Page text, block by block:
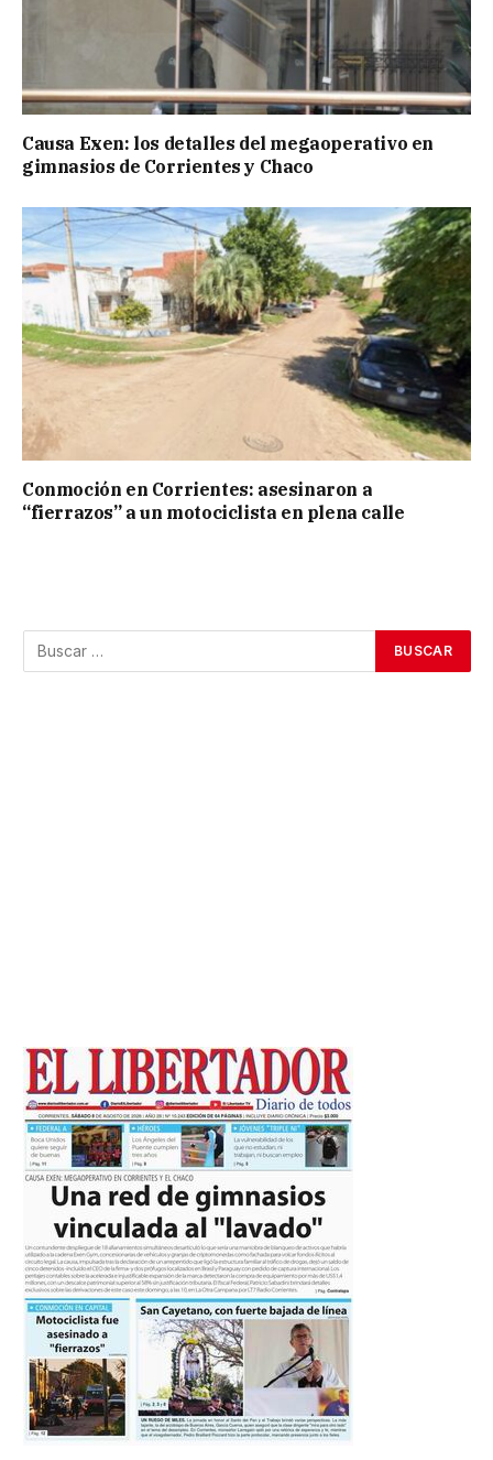
Causa Exen: los detalles del megaoperativo en
gimnasios de Corrientes y Chaco
Conmoción en Corrientes: asesinaron a
“fierrazos” a un motociclista en plena calle